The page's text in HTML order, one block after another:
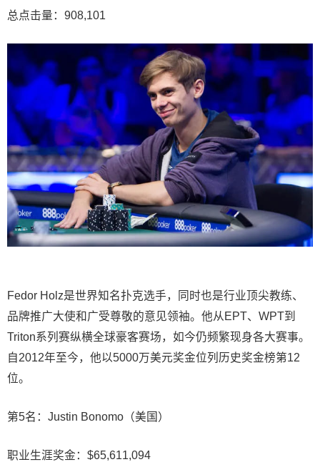
总点击量：908,101
Fedor Holz是世界知名扑克选手，同时也是行业顶尖教练、
品牌推广大使和广受尊敬的意见领袖。他从EPT、WPT到
Triton系列赛纵横全球豪客赛场，如今仍频繁现身各大赛事。
自2012年至今，他以5000万美元奖金位列历史奖金榜第12
位。
第5名：Justin Bonomo（美国）
职业生涯奖金：$65,611,094